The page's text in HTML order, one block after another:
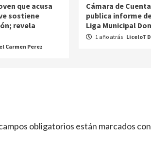
que acusa
sostiene
revela
Carmen Perez
Cámara de
publica informe
Liga Municipal
1 año atrás LiceloT
obligatorios están marcados con